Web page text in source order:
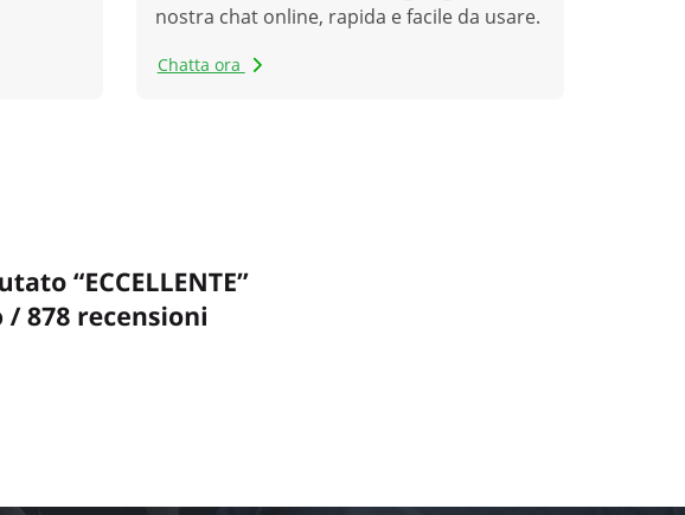
nostra chat online, rapida e facile da usare.
Chatta ora